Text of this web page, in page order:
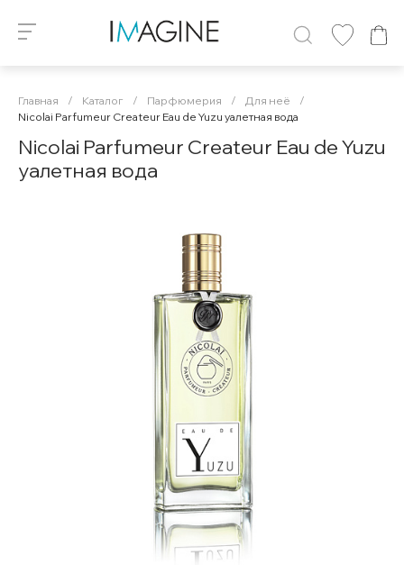
Главная / Каталог / Парфюмерия / Для неё
/
Nicolai Parfumeur Createur Eau de Yuzu уалетная вода
Nicolai Parfumeur Createur Eau de Yuzu
уалетная вода